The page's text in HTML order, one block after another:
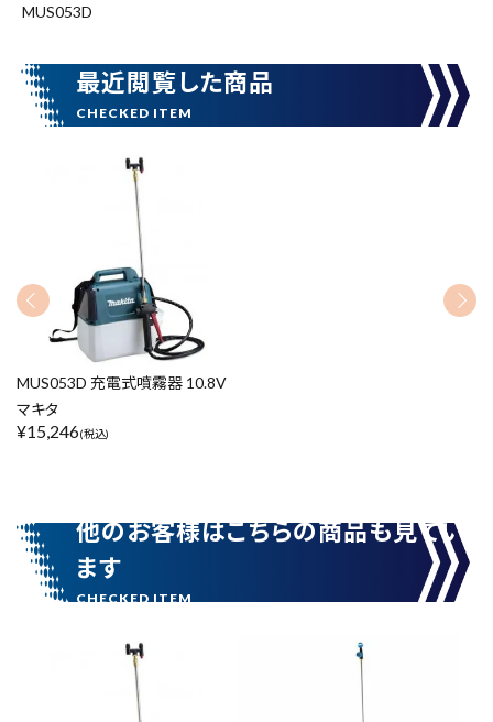
MUS053D
最近閲覧した商品
MUS053D 充電式噴霧器 10.8V
マキタ
¥15,246(税込)
他のお客様はこちらの商品も見てい
ます